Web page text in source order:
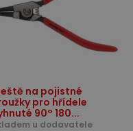
na pojistné
pro hřídele
90° 180...
u dodavatele